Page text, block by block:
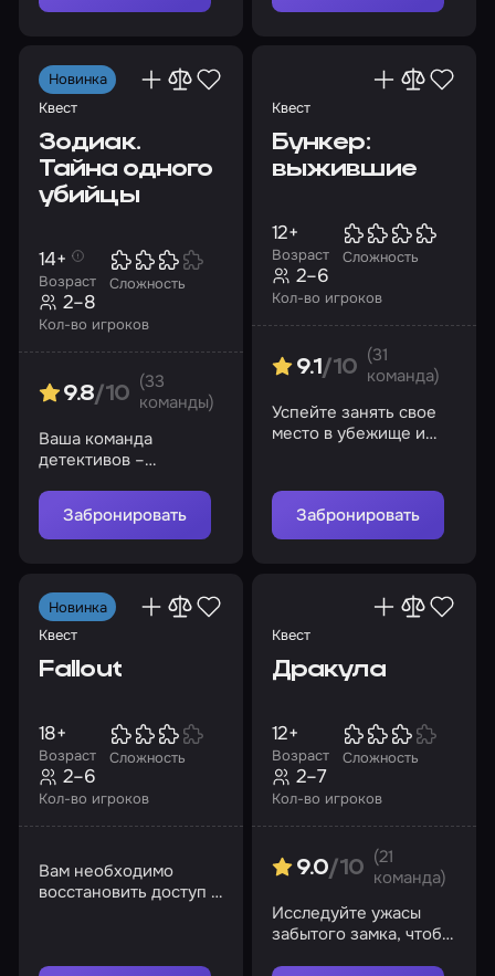
Новинка
Квест
Зодиак.
Тайна одного
убийцы
Возраст
14+
Сложность
Кол-во игроков
2–8
9.8/10
(33
команды)
Ваша команда
детективов –
спасение города. Вы
готовы рискнуть?
Забронировать
Квест
Бункер:
выжившие
Возраст
12+
Сложность
Кол-во игроков
2–6
9.1 /10
(31
команда)
Успейте занять свое
место в убежище и
укрытия
Забронировать
Новинка
Квест
Fallout
Возраст
18+
Сложность
Кол-во игроков
2–6
Вам необходимо
восстановить доступ к
Квест
Дракула
Возраст
12+
Сложность
Кол-во игроков
2–7
9.0/10
(21
команда)
Исследуйте ужасы
забытого замка, чтобы